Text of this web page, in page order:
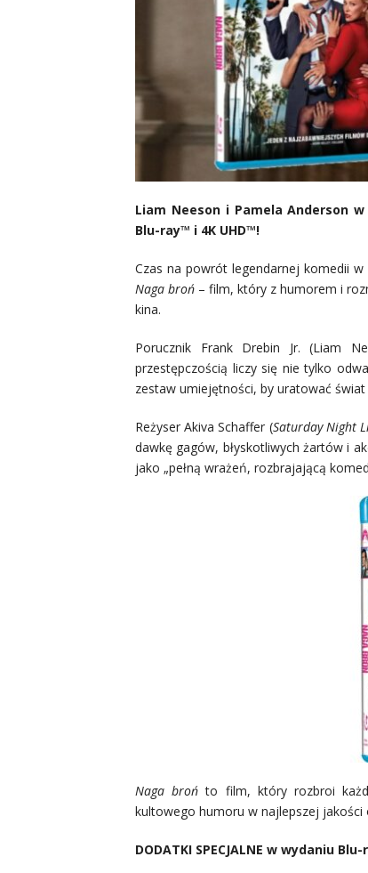
Liam Neeson i Pamela Anderson
Blu-ray™ i 4K UHD™!
Czas na powrót legendarnej komedii
Naga broń – film, który z humorem i
kina.
Porucznik Frank Drebin Jr. (Liam
przestępczością liczy się nie tylko
zestaw umiejętności, by uratować
Reżyser Akiva Schaffer (Saturday Night
dawkę gagów, błyskotliwych żartów i
jako „pełną wrażeń, rozbrajającą
Naga broń to film, który rozbroi
kultowego humoru w najlepszej
DODATKI SPECJALNE w wydaniu